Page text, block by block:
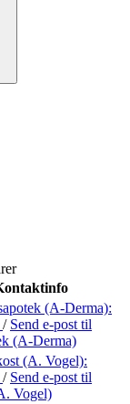
(A-Derma):
/ Send e-post til
(A-Derma)
(A. Vogel):
/ Send e-post til
Vogel)